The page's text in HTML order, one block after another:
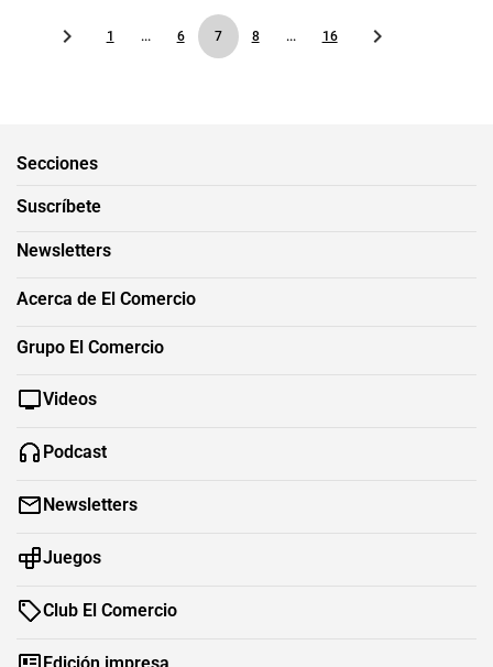
1 ... 6 7 8 ... 16
Secciones
Suscríbete
Newsletters
Acerca de El Comercio
Grupo El Comercio
Videos
Podcast
Newsletters
Juegos
Club El Comercio
Edición impresa